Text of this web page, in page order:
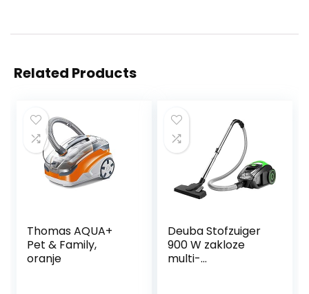
Related Products
Thomas AQUA+
Pet & Family,
oranje
Deuba Stofzuiger
900 W zakloze
multi-